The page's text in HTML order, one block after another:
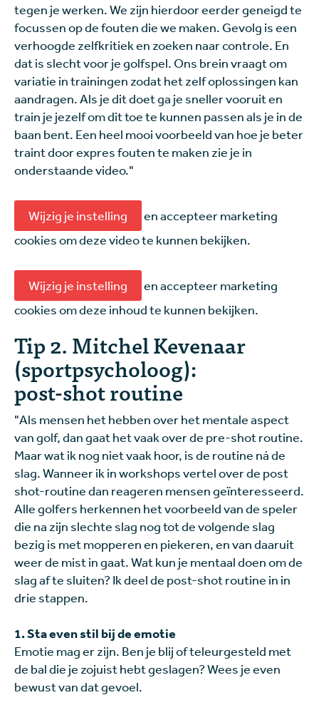
tegen je werken. We zijn hierdoor eerder geneigd te
focussen op de fouten die we maken. Gevolg is een
verhoogde zelfkritiek en zoeken naar controle. En
dat is slecht voor je golfspel. Ons brein vraagt om
variatie in trainingen zodat het zelf oplossingen kan
aandragen. Als je dit doet ga je sneller vooruit en
train je jezelf om dit toe te kunnen passen als je in de
baan bent. Een heel mooi voorbeeld van hoe je beter
traint door expres fouten te maken zie je in
onderstaande video."
Wijzig je instelling
en accepteer marketing
cookies om deze video te kunnen bekijken.
Wijzig je instelling
en accepteer marketing
cookies om deze inhoud te kunnen bekijken.
Tip 2. Mitchel Kevenaar
(sportpsycholoog):
post-shot routine
"Als mensen het hebben over het mentale aspect
van golf, dan gaat het vaak over de pre-shot routine.
Maar wat ik nog niet vaak hoor, is de routine ná de
slag. Wanneer ik in workshops vertel over de post
shot-routine dan reageren mensen geïnteresseerd.
Alle golfers herkennen het voorbeeld van de speler
die na zijn slechte slag nog tot de volgende slag
bezig is met mopperen en piekeren, en van daaruit
weer de mist in gaat. Wat kun je mentaal doen om de
slag af te sluiten? Ik deel de post-shot routine in in
drie stappen.
1. Sta even stil bij de emotie
Emotie mag er zijn. Ben je blij of teleurgesteld met
de bal die je zojuist hebt geslagen? Wees je even
bewust van dat gevoel.